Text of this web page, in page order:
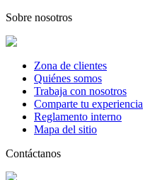
Sobre nosotros
Zona de clientes
Quiénes somos
Trabaja con nosotros
Comparte tu experiencia
Reglamento interno
Mapa del sitio
Contáctanos